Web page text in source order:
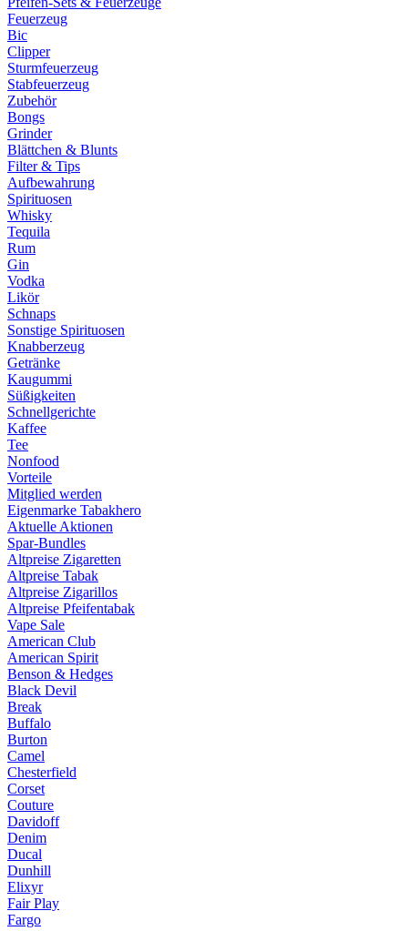
Feuerzeug
Bic
Clipper
Sturmfeuerzeug
Stabfeuerzeug
Zubehör
Bongs
Grinder
Blättchen & Blunts
Filter & Tips
Aufbewahrung
Spirituosen
Whisky
Tequila
Rum
Gin
Vodka
Likör
Schnaps
Sonstige Spirituosen
Knabberzeug
Getränke
Kaugummi
Süßigkeiten
Schnellgerichte
Kaffee
Tee
Nonfood
Vorteile
Mitglied werden
Eigenmarke Tabakhero
Aktuelle Aktionen
Spar-Bundles
Altpreise Zigaretten
Altpreise Tabak
Altpreise Zigarillos
Altpreise Pfeifentabak
Vape Sale
American Club
American Spirit
Benson & Hedges
Black Devil
Break
Buffalo
Burton
Camel
Chesterfield
Corset
Couture
Davidoff
Denim
Ducal
Dunhill
Elixyr
Fair Play
Fargo